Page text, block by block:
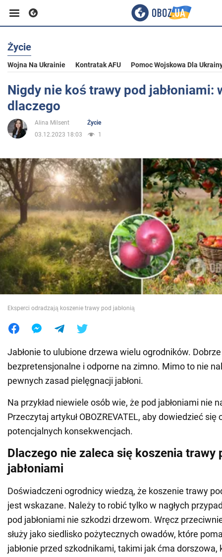
Biznes
Sport
Rozrywka
Polityka
Społeczeństwo
Wojna na Ukrainie
Świat
Jedzenie
Życie
Wojna Na Ukrainie Kontratak AFU Pomoc Wojskowa Dla
Nigdy nie koś trawy pod jabłoniami:
dlaczego
Alina Milsent
Życie
03.12.2023 18:03
1
Eksperci odradzają koszenie trawy pod jabłonią
Jabłonie to ulubione drzewa wielu ogrodników.
bezpretensjonalne i odporne na zimno. Mimo to nie
pewnych zasad pielęgnacji jabłoni.
Na przykład niewiele osób wie, że pod jabłoniami nie
Przeczytaj artykuł OBOZREVATEL, aby dowiedzieć
potencjalnych konsekwencjach.
Dlaczego nie zaleca się koszenia trawy
jabłoniami
Doświadczeni ogrodnicy wiedzą, że koszenie trawy
jest wskazane. Należy to robić tylko w nagłych
pod jabłoniami nie szkodzi drzewom. Wręcz
służy jako siedlisko pożytecznych owadów, które
jabłonie przed szkodnikami, takimi jak ćma dorszowa,